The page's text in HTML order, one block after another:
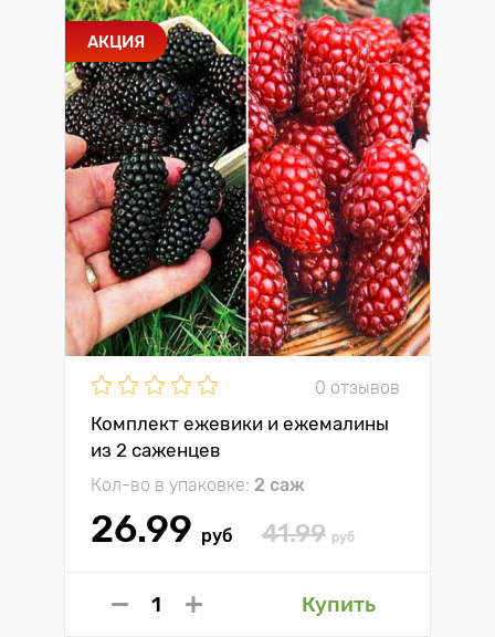
АКЦИЯ
0 отзывов
Комплект ежевики и ежемалины
из 2 саженцев
Кол-во в упаковке: 2 саж
26.99 руб 41.99 руб
Купить